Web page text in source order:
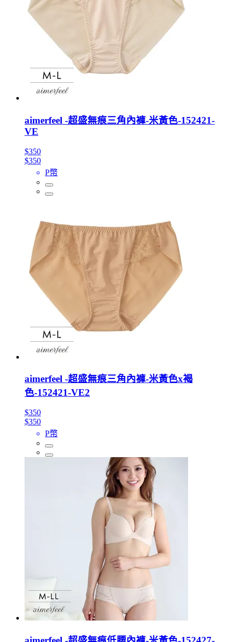
aimerfeel -超盛無痕三角內褲-米黃色-152421-
VE
$350
$350
P幣
aimerfeel -超盛無痕三角內褲-米黃色x褐
色-152421-VE2
$350
$350
P幣